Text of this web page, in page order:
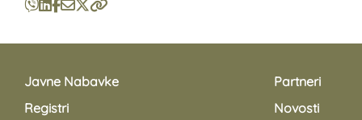
Javne Nabavke
Registri
Partneri
Novosti